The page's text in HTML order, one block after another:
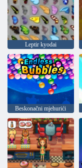
Leptir kyodai
Beskonačni mjehurići